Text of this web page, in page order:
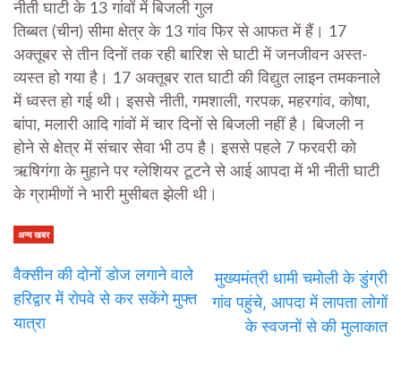
नीती घाटी के 13 गांवों में बिजली गुल
तिब्बत (चीन) सीमा क्षेत्र के 13 गांव फिर से आफत में हैं। 17
अक्तूबर से तीन दिनों तक रही बारिश से घाटी में जनजीवन अस्त-
व्यस्त हो गया है। 17 अक्तूबर रात घाटी की विद्युत लाइन तमकनाले
में ध्वस्त हो गई थी। इससे नीती, गमशाली, गरपक, महरगांव, कोषा,
बांपा, मलारी आदि गांवों में चार दिनों से बिजली नहीं है। बिजली न
होने से क्षेत्र में संचार सेवा भी ठप है। इससे पहले 7 फरवरी को
ऋषिगंगा के मुहाने पर ग्लेशियर टूटने से आई आपदा में भी नीती घाटी
के ग्रामीणों ने भारी मुसीबत झेली थी।
अन्य खबर
वैक्सीन की दोनों डोज लगाने वाले
हरिद्वार में रोपवे से कर सकेंगे मुफ्त
यात्रा
मुख्यमंत्री धामी चमोली के डुंग्री
गांव पहुंचे, आपदा में लापता लोगों
के स्वजनों से की मुलाकात